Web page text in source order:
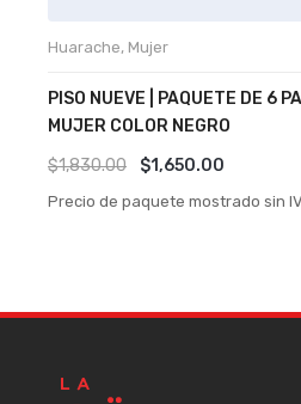
Huarache, Mujer
PISO NUEVE | PAQUETE DE 6
MUJER COLOR NEGRO
$1,830.00
Original
price
$1,650.00
price
Precio de paquete mostrado sin